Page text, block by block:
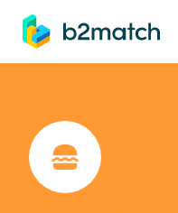
springen